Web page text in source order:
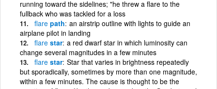
running toward the sidelines; "he threw a flare to the
fullback who was tackled for a loss
flare path an airstrip outline with lights to guide an
airplane pilot in landing
flare star a red dwarf star in which luminosity can
change several magnitudes in a few minutes
flare star Star that varies in brightness repeatedly
but sporadically, sometimes by more than one magnitude,
within a few minutes. The cause is thought to be the